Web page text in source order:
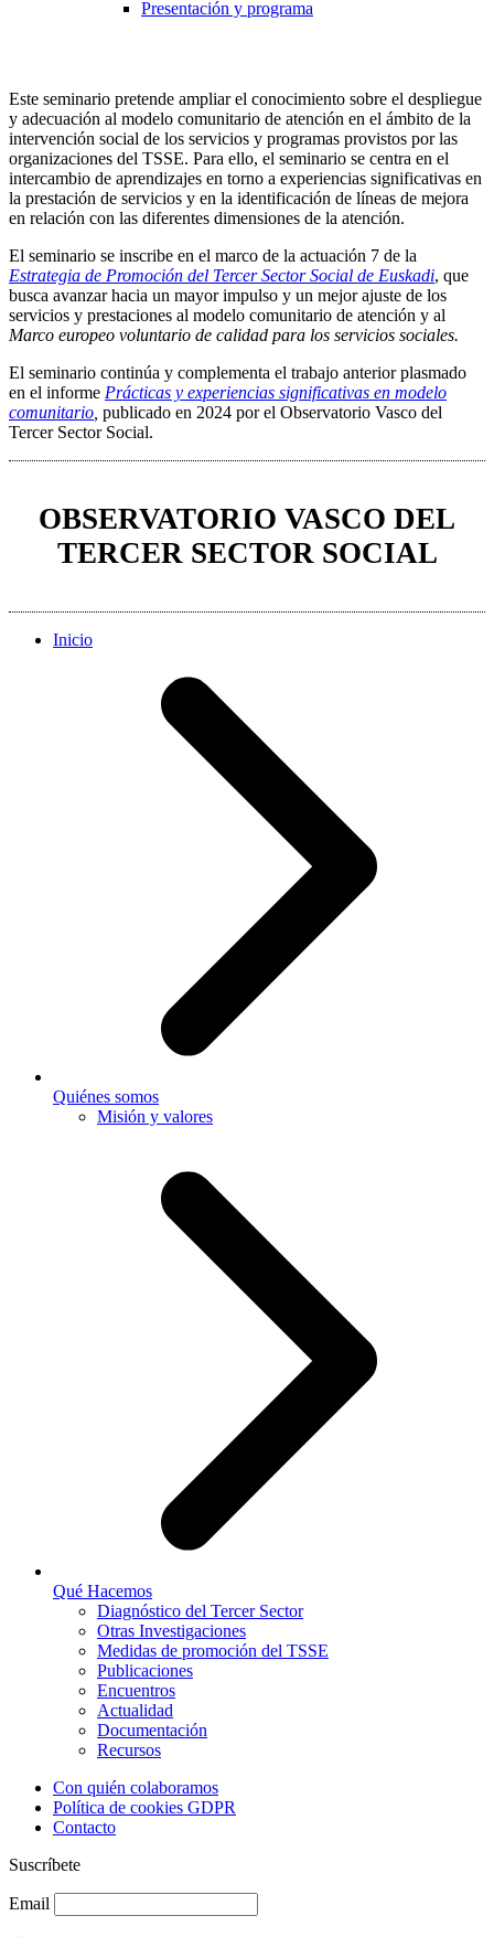
Presentación y programa
Este seminario pretende ampliar el conocimiento sobre el despliegue
y adecuación al modelo comunitario de atención en el ámbito de la
intervención social de los servicios y programas provistos por las
organizaciones del TSSE. Para ello, el seminario se centra en el
intercambio de aprendizajes en torno a experiencias significativas en
la prestación de servicios y en la identificación de líneas de mejora
en relación con las diferentes dimensiones de la atención.
El seminario se inscribe en el marco de la actuación 7 de la
Estrategia de Promoción del Tercer Sector Social de Euskadi, que
busca avanzar hacia un mayor impulso y un mejor ajuste de los
servicios y prestaciones al modelo comunitario de atención y al
Marco europeo voluntario de calidad para los servicios sociales.
El seminario continúa y complementa el trabajo anterior plasmado
en el informe Prácticas y experiencias significativas en modelo
comunitario publicado en 2024 por el Observatorio Vasco del
Tercer Sector Social.
OBSERVATORIO VASCO DEL
TERCER SECTOR SOCIAL
Inicio
Quiénes somos
Misión y valores
Qué Hacemos
Diagnóstico del Tercer Sector
Otras Investigaciones
Medidas de promoción del TSSE
Publicaciones
Encuentros
Actualidad
Documentación
Recursos
Con quién colaboramos
Política de cookies GDPR
Contacto
Suscríbete
Email